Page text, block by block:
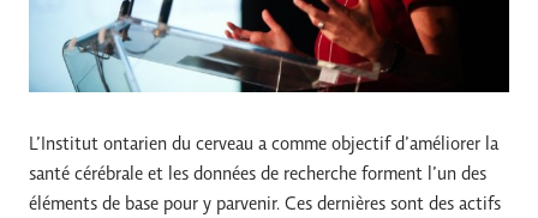
L’Institut ontarien du cerveau a comme objectif d’améliorer la
santé cérébrale et les données de recherche forment l’un des
éléments de base pour y parvenir. Ces dernières sont des actifs